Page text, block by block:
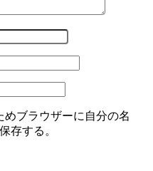
ブラウザーに自分の名
存する。